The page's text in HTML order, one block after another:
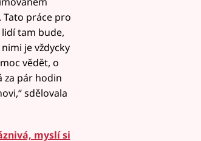
Tato práce pro
lidí tam bude,
je vždycky
vědět, o
za pár hodin
sdělovala
myslí si